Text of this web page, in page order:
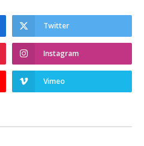
Twitter
Instagram
Vimeo